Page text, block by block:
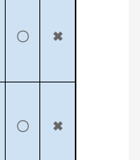
〇 ✖
〇 ✖